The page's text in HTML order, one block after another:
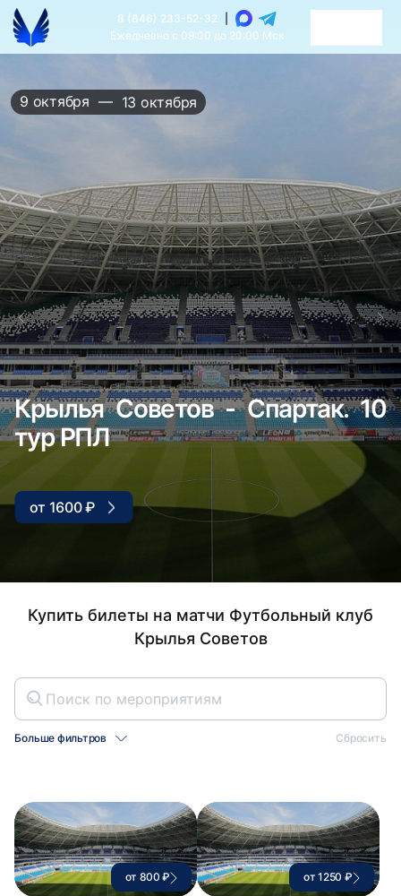
8 (846) 233-52-32
Ежедневно с 09:00 до 20:00 Мск
10
30 октября
Крылья Советов -
тур РПЛ
от 1600 ₽
Купить билеты на матчи Футбольный клуб
Крылья Советов
Больше фильтров Сбросить
от 800 ₽
от 1250 ₽